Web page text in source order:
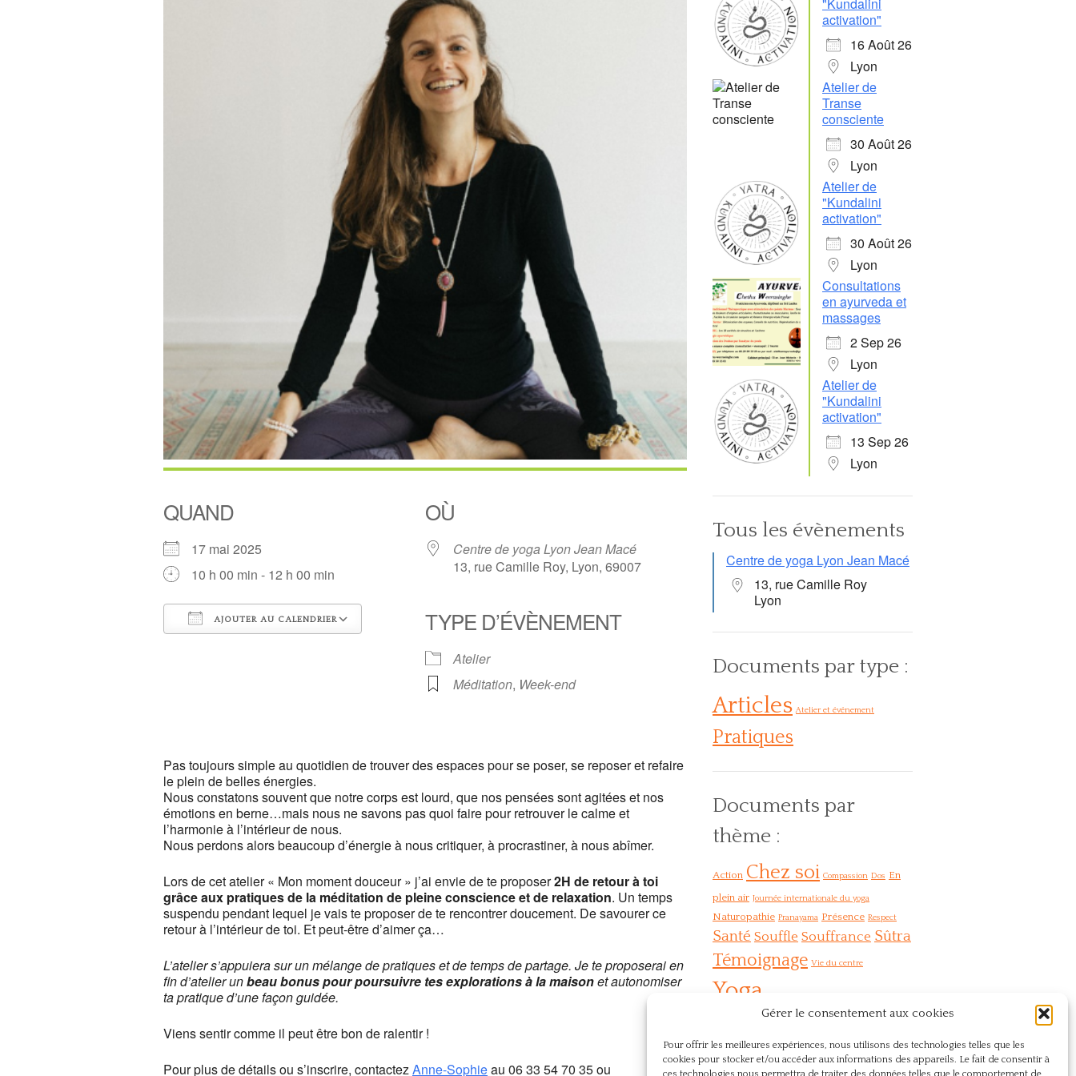
Gérer le consentement aux cookies
Pour offrir les meilleures expériences, nous utilisons des technologies telles que les
cookies pour stocker et/ou accéder aux informations des appareils. Le fait de consentir à
QUAND
17 mai 2025
10 h 00 min - 12 h 00 min
AJOUTER AU CALENDRIER
Calendrier Google
OÙ
Centre de yoga Lyon Jean Macé
13, rue Camille Roy, Lyon, 69007
TYPE D’ÉVÈNEMENT
Atelier
Méditation, Week-end
Voir Évènements
This page can't load Google Maps correctly.
Do you own this website?
Pas toujours simple au quotidien de trouver des espaces pour se poser, se reposer et refaire
le plein de belles énergies.
Nous constatons souvent que notre corps est lourd, que nos pensées sont agitées et nos
émotions en berne…mais nous ne savons pas quoi faire pour retrouver le calme et
l’harmonie à l’intérieur de nous.
Nous perdons alors beaucoup d’énergie à nous critiquer, à procrastiner, à nous abîmer.
Lors de cet atelier « Mon moment douceur » j’ai envie de te proposer2H de retour à toi
grâce aux pratiques de la méditation de pleine conscience et de relaxation. Un temps
suspendu pendant lequel je vais te proposer de te rencontrer doucement. De savourer ce
retour à l’intérieur de toi. Et peut-être d’aimer ça…
L’atelier s’appuiera sur un mélange de pratiques et de temps de partage. Je te proposerai en
fin d’atelier unbeau bonus pour poursuivre tes explorations à la maisonet autonomiser
ta pratique d’une façon guidée.
Viens sentir comme il peut être bon de ralentir !
Pour plus de détails ou s’inscrire, contactezAnne-Sophieau 06 33 54 70 35ou
"Kundalini
activation"
16 Août 26
Lyon
Atelier de
Transe
consciente
30 Août 26
Lyon
Atelier de
"Kundalini
activation"
30 Août 26
Lyon
Consultations
en ayurveda et
massages
2 Sep 26
Lyon
Atelier de
"Kundalini
activation"
13 Sep 26
Lyon
Tous les évènements
Centre de yoga Lyon Jean Macé
13, rue Camille Roy
Lyon
Documents par type :
Articles Atelier et événement
Pratiques
Documents par
thème :
Action Chez soi Compassion Dos En
plein air Journée internationale du yoga
Naturopathie Pranayama Présence Respect
Santé Souffle Souffrance Sûtra
Témoignage Vie du centre
Yoga